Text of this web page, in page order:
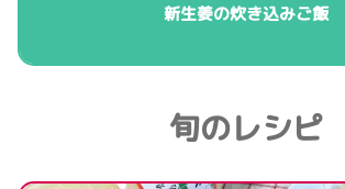
新生姜の炊き込みご飯
旬のレシピ